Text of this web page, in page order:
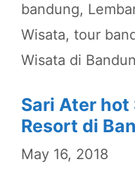
bandung,
Wisata, tour
Wisata di
Sari Ater hot
Resort di
May 16, 2018